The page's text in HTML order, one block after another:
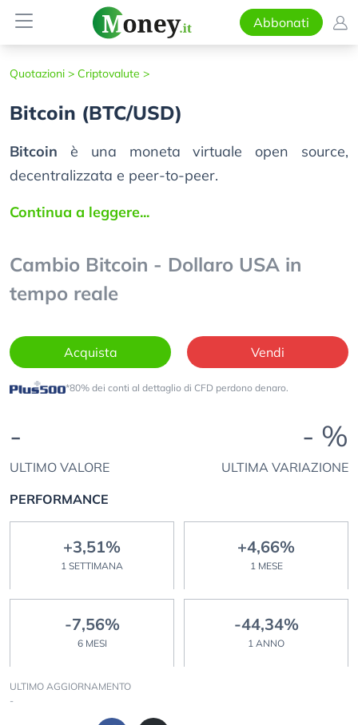
Abbonati
Quotazioni > Criptovalute >
Bitcoin (BTC/USD)
Bitcoin è una moneta virtuale open source,
decentralizzata e peer-to-peer.
Continua a leggere...
Cambio Bitcoin - Dollaro USA in
tempo reale
Acquista Vendi
*80% dei conti al dettaglio di CFD perdono denaro.
-
ULTIMO VALORE
- %
ULTIMA VARIAZIONE
PERFORMANCE
+3,51%
1 SETTIMANA
+4,66%
1 MESE
-7,56%
6 MESI
-44,34%
1 ANNO
ULTIMO AGGIORNAMENTO
-